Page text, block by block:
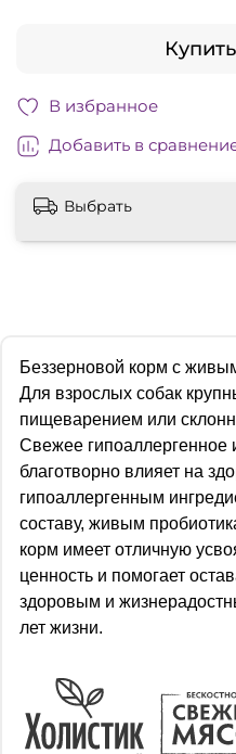
В избранное
Добавить в
Выбрать
Беззерновой корм с
Для взрослых собак
пищеварением или
Свежее гипоаллергенное
благотворно влияет на
гипоаллергенным
составу, живым
корм имеет отличную
ценность и помогает
здоровым и
лет жизни.